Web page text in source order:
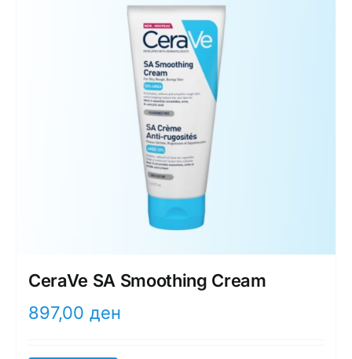
CeraVe SA Smoothing Cream
897,00 ден